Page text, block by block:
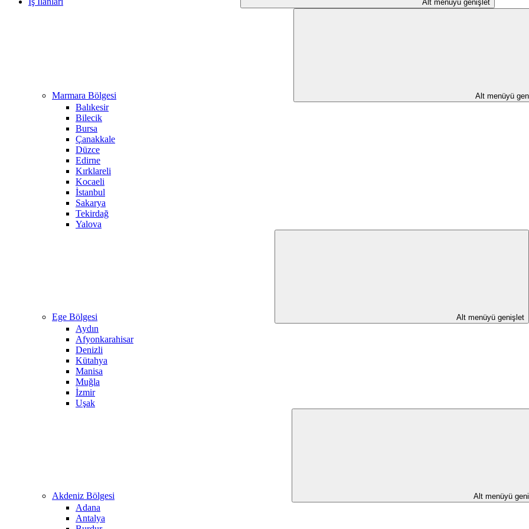
Alt menüyü genişlet
Marmara Bölgesi Alt menüyü
Balıkesir
Bilecik
Bursa
Çanakkale
Düzce
Edirne
Kırklareli
Kocaeli
İstanbul
Sakarya
Tekirdağ
Yalova
Ege Bölgesi Alt menüyü genişlet
Aydın
Afyonkarahisar
Denizli
Kütahya
Manisa
Muğla
İzmir
Uşak
Akdeniz Bölgesi Alt menüyü
Adana
Antalya